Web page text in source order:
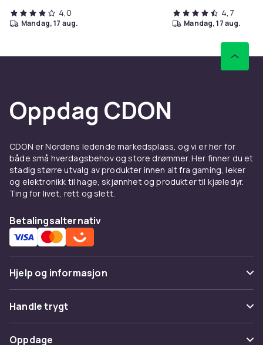
4,0
mandag, 17 aug.
4,7
mandag, 17 aug.
Oppdag CDON
CDON er Nordens ledende markedsplass, og vi er her for
både små hverdagsbehov og store drømmer. Her finner du et
stadig større utvalg av produkter innen alt fra gaming, leker
og elektronikk til hage, skjønnhet og produkter til kjæledyr.
Ting for livet, rett og slett.
Betalingsalternativ
Hjelp og informasjon
Vanlige spørsmål
Spor pakke
Handle trygt
Betaling
Oppdage